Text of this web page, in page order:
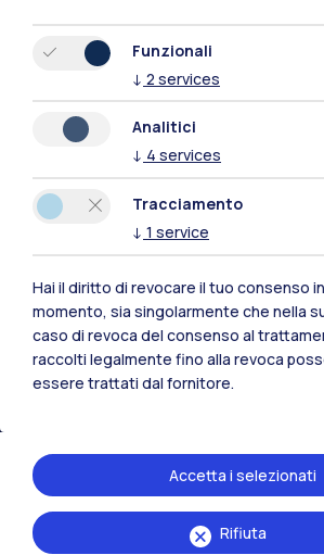
Polimi Community
Tutti i siti dell’ecosistema
Funzionali
↓ 2 services
Analitici
↓ 4 services
Tracciamento
↓ 1 service
Hai il diritto di revocare il tuo consenso
momento, sia singolarmente che nella
caso di revoca del consenso al
raccolti legalmente fino alla revoca
essere trattati dal fornitore.
Rifiuta
Accetta i selezionati